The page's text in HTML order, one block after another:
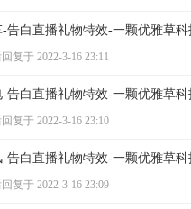
告白直播礼物特效-一颗优雅草
复于 2022-3-16 23:11
告白直播礼物特效-一颗优雅草
复于 2022-3-16 23:10
告白直播礼物特效-一颗优雅草
复于 2022-3-16 23:09